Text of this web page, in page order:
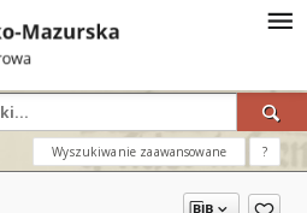
Wyszukiwanie zaawansowane ?